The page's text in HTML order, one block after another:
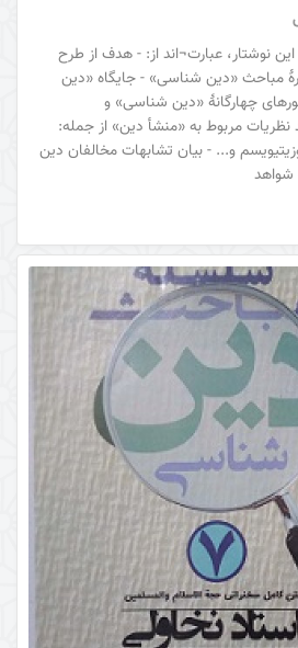
نوشتار، عبارت¬اند از: - هدف از طرح
مباحث «دین شناسی» - جایگاه «دین
چهارگانۀ «دین شناسی» و
مربوط به «منشأ دین» از جمله:
و... - بیان تشابهات مخالفان دین
شواهد